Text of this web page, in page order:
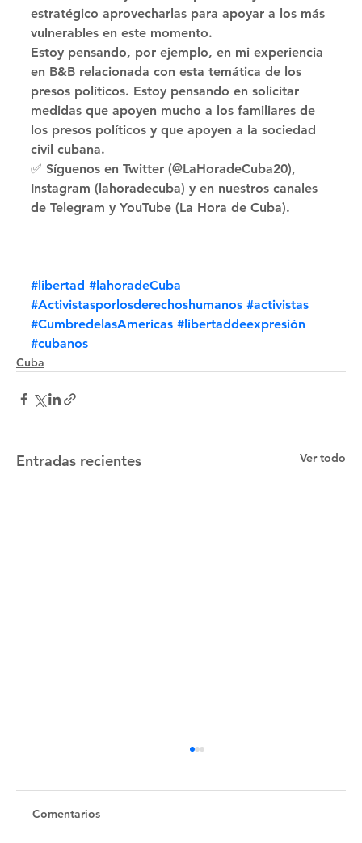
estratégico aprovecharlas para apoyar a los más
vulnerables en este momento.
Estoy pensando, por ejemplo, en mi experiencia
en B&B relacionada con esta temática de los
presos políticos. Estoy pensando en solicitar
medidas que apoyen mucho a los familiares de
los presos políticos y que apoyen a la sociedad
civil cubana.
✅ Síguenos en Twitter (@LaHoradeCuba20),
Instagram (lahoradecuba) y en nuestros canales
de Telegram y YouTube (La Hora de Cuba).
#libertad #lahoradeCuba
#Activistasporlosderechoshumanos #activistas
#CumbredelasAmericas #libertaddeexpresión
#cubanos
Cuba
Entradas recientes Ver todo
Untitled
Comentarios